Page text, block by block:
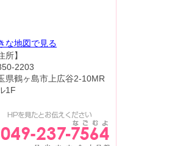
な地図で見る
所】
2203
県鶴ヶ島市上広谷2-10MR
1F